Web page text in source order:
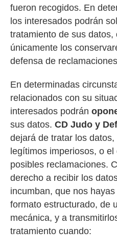
fueron recogidos. En
los interesados podrán
tratamiento de sus datos,
únicamente los
defensa de
En determinadas
relacionados con su
interesados podrán
sus datos. CD Judo y
dejará de tratar los
legítimos imperiosos, o
posibles reclamaciones.
derecho a recibir los
incumban, que nos
formato estructurado, de
mecánica, y a
tratamiento cuando: